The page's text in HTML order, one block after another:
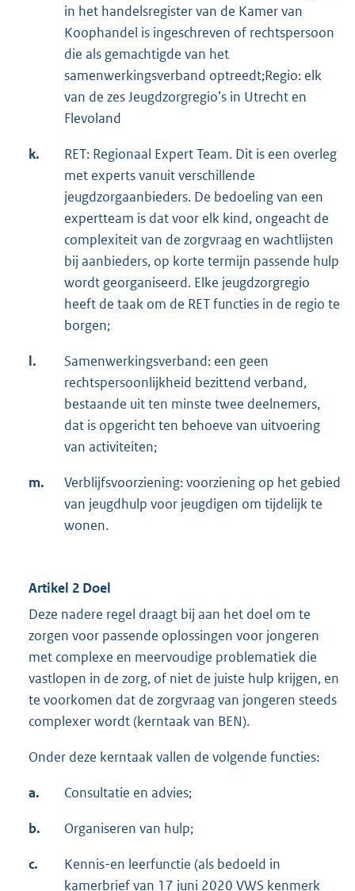
in het handelsregister van de Kamer van
Koophandel is ingeschreven of rechtspersoon
die als gemachtigde van het
samenwerkingsverband optreedt;Regio: elk
van de zes Jeugdzorgregio’s in Utrecht en
Flevoland
k.
RET: Regionaal Expert Team. Dit is een overleg
met experts vanuit verschillende
jeugdzorgaanbieders. De bedoeling van een
expertteam is dat voor elk kind, ongeacht de
complexiteit van de zorgvraag en wachtlijsten
bij aanbieders, op korte termijn passende hulp
wordt georganiseerd. Elke jeugdzorgregio
heeft de taak om de RET functies in de regio te
borgen;
l.
Samenwerkingsverband: een geen
rechtspersoonlijkheid bezittend verband,
bestaande uit ten minste twee deelnemers,
dat is opgericht ten behoeve van uitvoering
van activiteiten;
m.
Verblijfsvoorziening: voorziening op het gebied
van jeugdhulp voor jeugdigen om tijdelijk te
wonen.
Artikel 2 Doel
Deze nadere regel draagt bij aan het doel om te
zorgen voor passende oplossingen voor jongeren
met complexe en meervoudige problematiek die
vastlopen in de zorg, of niet de juiste hulp krijgen, en
te voorkomen dat de zorgvraag van jongeren steeds
complexer wordt (kerntaak van BEN).
Onder deze kerntaak vallen de volgende functies:
a. Consultatie en advies;
b. Organiseren van hulp;
c.
Kennis-en leerfunctie (als bedoeld in
kamerbrief van 17 juni 2020 VWS kenmerk